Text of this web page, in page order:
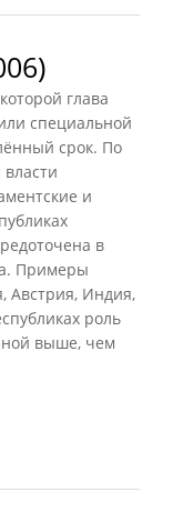
глава
специальной
срок. По
и
в
Примеры
Австрия, Индия,
роль
выше, чем